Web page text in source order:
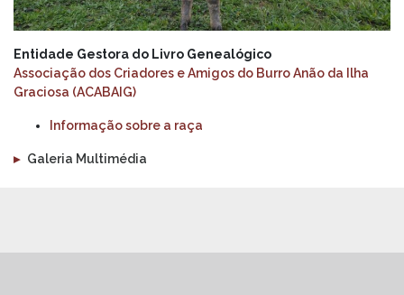
Entidade Gestora do Livro Genealógico
Associação dos Criadores e Amigos do Burro Anão da Ilha
Graciosa (ACABAIG)
Informação sobre a raça
▸ Galeria Multimédia